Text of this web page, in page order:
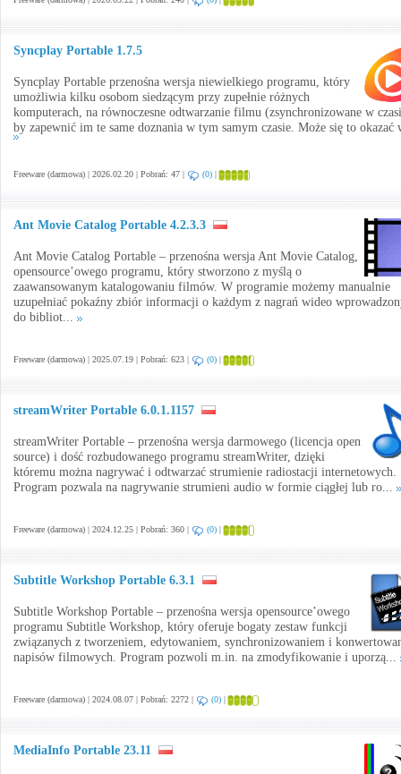
Syncplay Portable 1.7.5
Syncplay Portable przenośna wersja niewielkiego programu, który
umożliwia kilku osobom siedzącym przy zupełnie różnych
komputerach, na równoczesne odtwarzanie filmu (zsynchronizowane w
by zapewnić im te same doznania w tym samym czasie. Może się to okazać
Freeware (darmowa) | 2026.02.20 | Pobrań: 47 | (0) |
Ant Movie Catalog Portable 4.2.3.3
Ant Movie Catalog Portable – przenośna wersja Ant Movie Catalog,
opensource’owego programu, który stworzono z myślą o
zaawansowanym katalogowaniu filmów. W programie możemy manualnie
uzupełniać pokaźny zbiór informacji o każdym z nagrań wideo
do bibliot...
Freeware (darmowa) | 2025.07.19 | Pobrań: 623 | (0) |
streamWriter Portable 6.0.1.1157
streamWriter Portable – przenośna wersja darmowego (licencja open
source) i dość rozbudowanego programu streamWriter, dzięki
któremu można nagrywać i odtwarzać strumienie radiostacji internetowych.
Program pozwala na nagrywanie strumieni audio w formie ciągłej lub ro...
Freeware (darmowa) | 2024.12.25 | Pobrań: 360 | (0) |
Subtitle Workshop Portable 6.3.1
Subtitle Workshop Portable – przenośna wersja opensource’owego
programu Subtitle Workshop, który oferuje bogaty zestaw funkcji
związanych z tworzeniem, edytowaniem, synchronizowaniem i
napisów filmowych. Program pozwoli m.in. na zmodyfikowanie i uporzą...
Freeware (darmowa) | 2024.08.07 | Pobrań: 2272 | (0) |
MediaInfo Portable 23.11